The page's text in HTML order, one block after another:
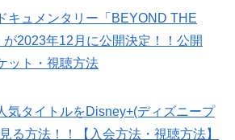
キュメンタリー「BEYOND THE
が2023年12月に公開決定！！公開
ット・視聴方法
気タイトルをDisney+(ディズニープ
る方法！！【入会方法・視聴方法】